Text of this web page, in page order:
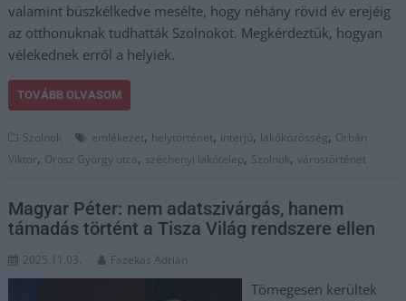
valamint büszkélkedve mesélte, hogy néhány rövid év erejéig
az otthonuknak tudhatták Szolnokot. Megkérdeztük, hogyan
vélekednek erről a helyiek.
TOVÁBB OLVASOM
Szolnok emlékezet, helytörténet, interjú, lakóközösség, Orbán
Viktor, Orosz György utca, széchenyi lakótelep, Szolnok,várostörténet
Magyar Péter: nem adat­szivárgás, hanem
támadás történt a Tisza Világ rendszere ellen
2025.11.03. Fazekas Adrián
Tömegesen kerültek